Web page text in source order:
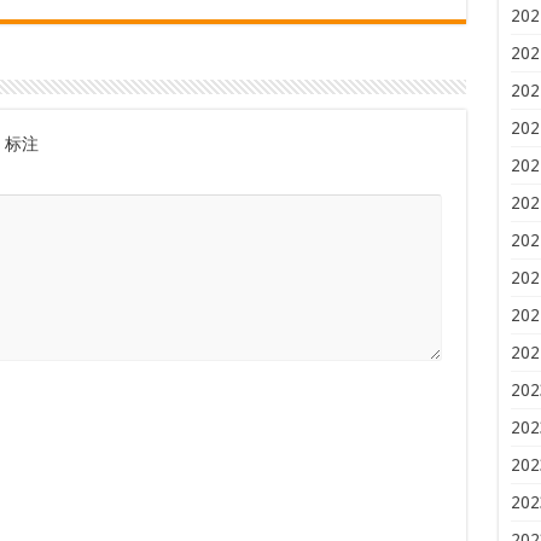
标注